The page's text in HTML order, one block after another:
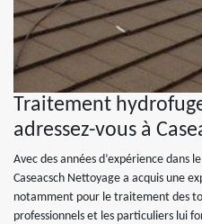
Traitement
adressez-vous à
Avec des années d’expérience
Caseacsch Nettoyage a acquis une
notamment pour le traitement des
professionnels et les particuliers lui